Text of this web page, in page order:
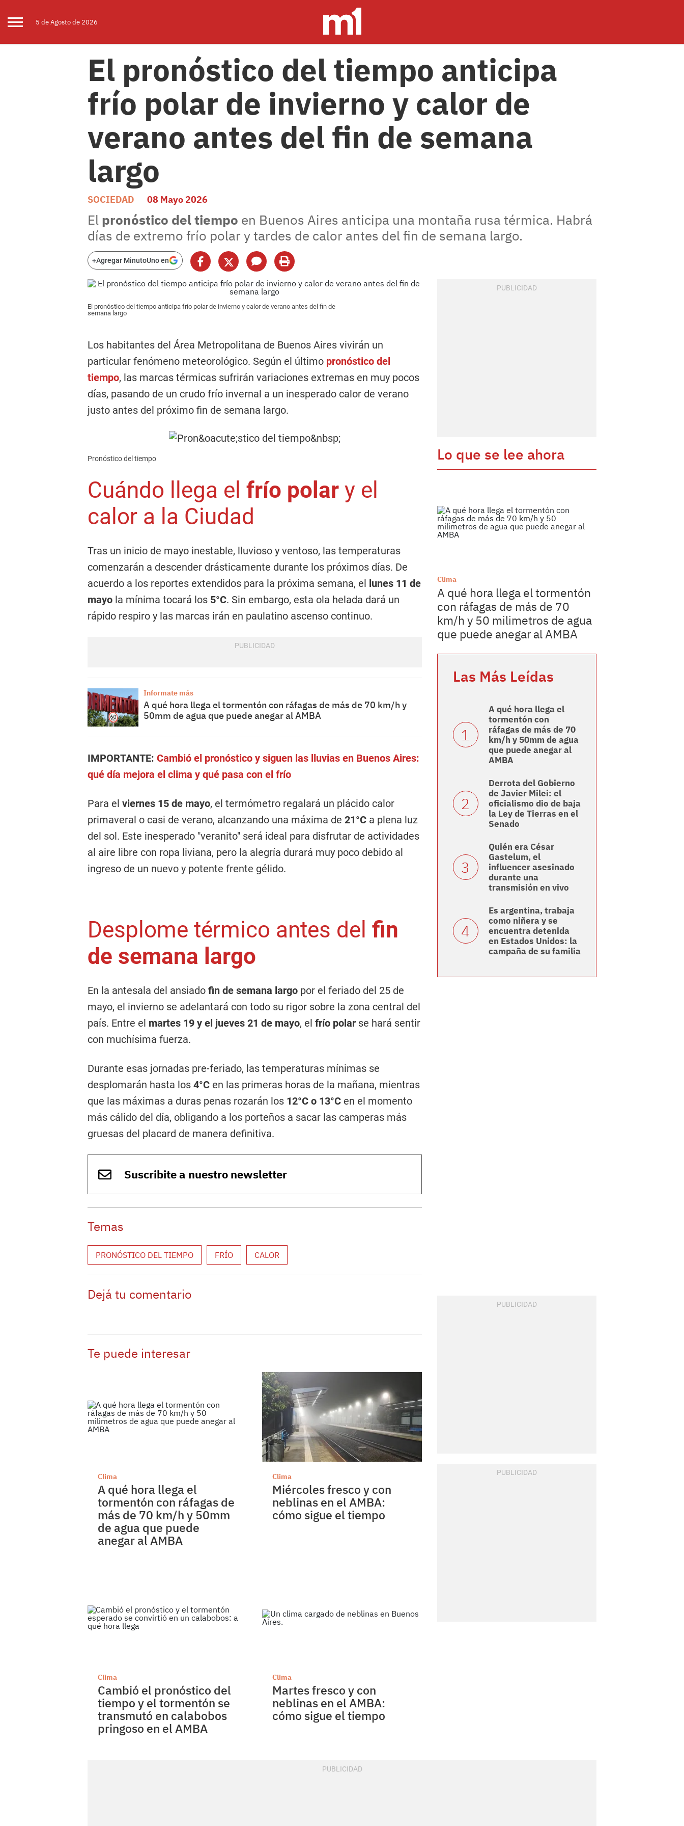
5 deAgostode 2026
El pronóstico del tiempo anticipa
frío polar de invierno y calor de
verano antes del fin de semana
largo
SOCIEDAD 08 Mayo 2026
El pronóstico del tiempo en Buenos Aires anticipa una montaña rusa térmica. Habrá
días de extremo frío polar y tardes de calor antes del fin de semana largo.
+Agregar MinutoUno en
El pronóstico del tiempo anticipa frío polar de invierno y calor de verano antes del fin de
semana largo
Los habitantes del Área Metropolitana de Buenos Aires vivirán un
particular fenómeno meteorológico. Según el último pronóstico del
tiempo, las marcas térmicas sufrirán variaciones extremas en muy pocos
días, pasando de un crudo frío invernal a un inesperado calor de verano
justo antes del próximo fin de semana largo.
Pronóstico del tiempo
Cuándo llega el frío polar y el
calor a la Ciudad
Tras un inicio de mayo inestable, lluvioso y ventoso, las temperaturas
comenzarán a descender drásticamente durante los próximos días. De
acuerdo a los reportes extendidos para la próxima semana, el lunes 11 de
mayo la mínima tocará los 5°C. Sin embargo, esta ola helada dará un
rápido respiro y las marcas irán en paulatino ascenso continuo.
Informate más
A qué hora llega el tormentón con ráfagas de más de 70 km/h y
50mm de agua que puede anegar al AMBA
IMPORTANTE: Cambió el pronóstico y siguen las lluvias en Buenos Aires:
qué día mejora el clima y qué pasa con el frío
Para el viernes 15 de mayo, el termómetro regalará un plácido calor
primaveral o casi de verano, alcanzando una máxima de 21°C a plena luz
del sol. Este inesperado "veranito" será ideal para disfrutar de actividades
al aire libre con ropa liviana, pero la alegría durará muy poco debido al
ingreso de un nuevo y potente frente gélido.
Desplome térmico antes del fin
de semana largo
En la antesala del ansiado fin de semana largo por el feriado del 25 de
mayo, el invierno se adelantará con todo su rigor sobre la zona central del
país. Entre el martes 19 y el jueves 21 de mayo, el frío polar se hará sentir
con muchísima fuerza.
Durante esas jornadas pre-feriado, las temperaturas mínimas se
desplomarán hasta los 4°C en las primeras horas de la mañana, mientras
que las máximas a duras penas rozarán los 12°C o 13°C en el momento
más cálido del día, obligando a los porteños a sacar las camperas más
gruesas del placard de manera definitiva.
Suscribite a nuestro newsletter
Temas
PRONÓSTICO DEL TIEMPO FRÍO CALOR
Dejá tu comentario
Te puede interesar
Clima
A qué hora llega el
tormentón con ráfagas de
más de 70 km/h y 50mm
de agua que puede
anegar al AMBA
Clima
Miércoles fresco y con
neblinas en el AMBA:
cómo sigue el tiempo
Clima
Cambió el pronóstico del
tiempo y el tormentón se
transmutó en calabobos
pringoso en el AMBA
Clima
Martes fresco y con
neblinas en el AMBA:
cómo sigue el tiempo
Lo que se lee ahora
Clima
A qué hora llega el tormentón
con ráfagas de más de 70
km/h y 50 milimetros de agua
que puede anegar al AMBA
Las Más Leídas
A qué hora llega el
tormentón con
ráfagas de más de 70
km/h y 50mm de agua
que puede anegar al
AMBA
Derrota del Gobierno
de Javier Milei: el
oficialismo dio de baja
la Ley de Tierras en el
Senado
Quién era César
Gastelum, el
influencer asesinado
durante una
transmisión en vivo
Es argentina, trabaja
como niñera y se
encuentra detenida
en Estados Unidos: la
campaña de su familia